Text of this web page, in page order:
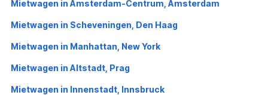
Mietwagen in Amsterdam-Centrum, Amsterdam
Mietwagen in Scheveningen, Den Haag
Mietwagen in Manhattan, New York
Mietwagen in Altstadt, Prag
Mietwagen in Innenstadt, Innsbruck